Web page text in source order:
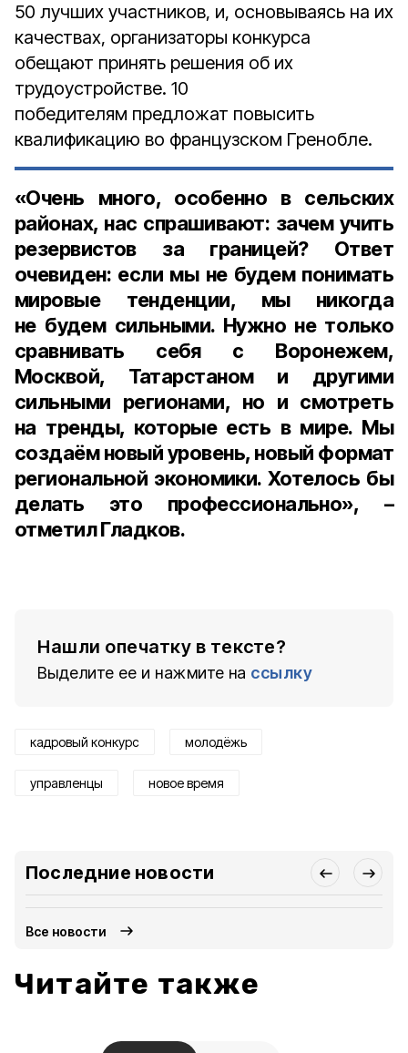
50 лучших участников, и, основываясь на их
качествах, организаторы конкурса
обещают принять решения об их
трудоустройстве. 10
победителям предложат повысить
квалификацию во французском Гренобле.
«Очень много, особенно в сельских
районах, нас спрашивают: зачем учить
резервистов за границей? Ответ
очевиден: если мы не будем понимать
мировые тенденции, мы никогда
не будем сильными. Нужно не только
сравнивать себя с Воронежем,
Москвой, Татарстаном и другими
сильными регионами, но и смотреть
на тренды, которые есть в мире. Мы
создаём новый уровень, новый формат
региональной экономики. Хотелось бы
делать это профессионально», –
отметил Гладков.
Нашли опечатку в тексте?
Выделите ее и нажмите на ссылку
кадровый конкурс молодёжь
управленцы новое время
Последние новости
Все новости
Читайте также